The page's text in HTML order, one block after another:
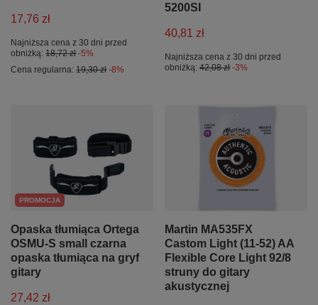
17,76 zł
Najniższa cena z 30 dni przed
obniżką: 18,72 zł -5%
Cena regularna: 19,30 zł -8%
5200SI
40,81 zł
Najniższa cena z 30 dni przed
obniżką: 42,08 zł -3%
PROMOCJA
Opaska tłumiąca Ortega
OSMU-S small czarna
opaska tłumiąca na gryf
gitary
27,42 zł
Martin MA535FX
Castom Light (11-52) AA
Flexible Core Light 92/8
struny do gitary
akustycznej